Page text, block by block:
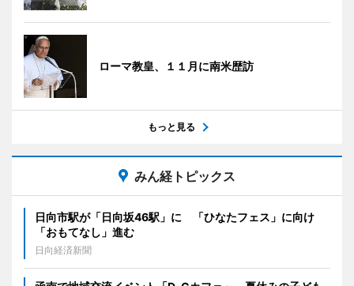
ローマ教皇、１１月に南米歴訪
もっと見る
みん経トピックス
日向市駅が「日向坂46駅」に 「ひなたフェス」に向け
「おもてなし」進む
日向経済新聞